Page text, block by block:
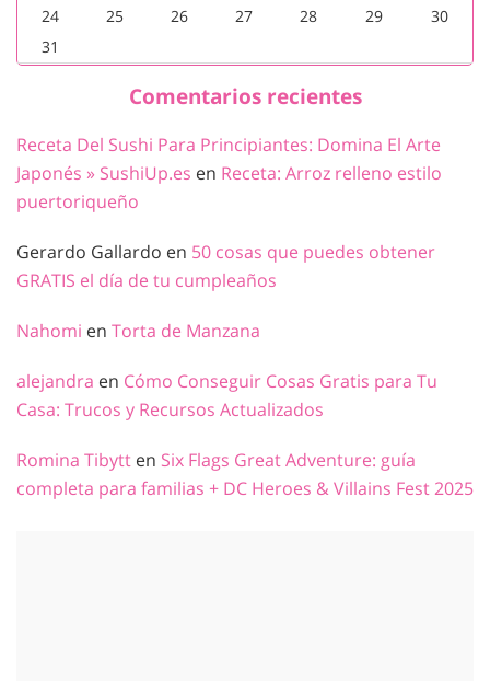
24
25 26 27 28 29
30
31
Comentarios recientes
Receta Del Sushi Para Principiantes: Domina El Arte
Japonés » SushiUp.es en Receta: Arroz relleno estilo
puertoriqueño
Gerardo Gallardo en 50 cosas que puedes obtener
GRATIS el día de tu cumpleaños
Nahomi en Torta de Manzana
alejandra en Cómo Conseguir Cosas Gratis para Tu
Casa: Trucos y Recursos Actualizados
Romina Tibytt en Six Flags Great Adventure: guía
completa para familias + DC Heroes & Villains Fest 2025